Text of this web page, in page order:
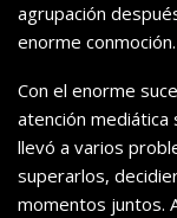
agrupación
enorme conmoción.
Con el enorme
atención mediática
llevó a varios
superarlos,
momentos juntos.